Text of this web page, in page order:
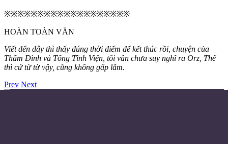
※※※※※※※※※※※※※※※※※※※
HOÀN TOÀN VĂN
Viết đến đây thì thấy đúng thời điểm để kết thúc rồi, chuyện của
Thẩm Đình và Tống Tĩnh Viện, tôi vẫn chưa suy nghĩ ra Orz, Thế
thì cứ từ từ vậy, cũng không gấp lắm.
Prev Next